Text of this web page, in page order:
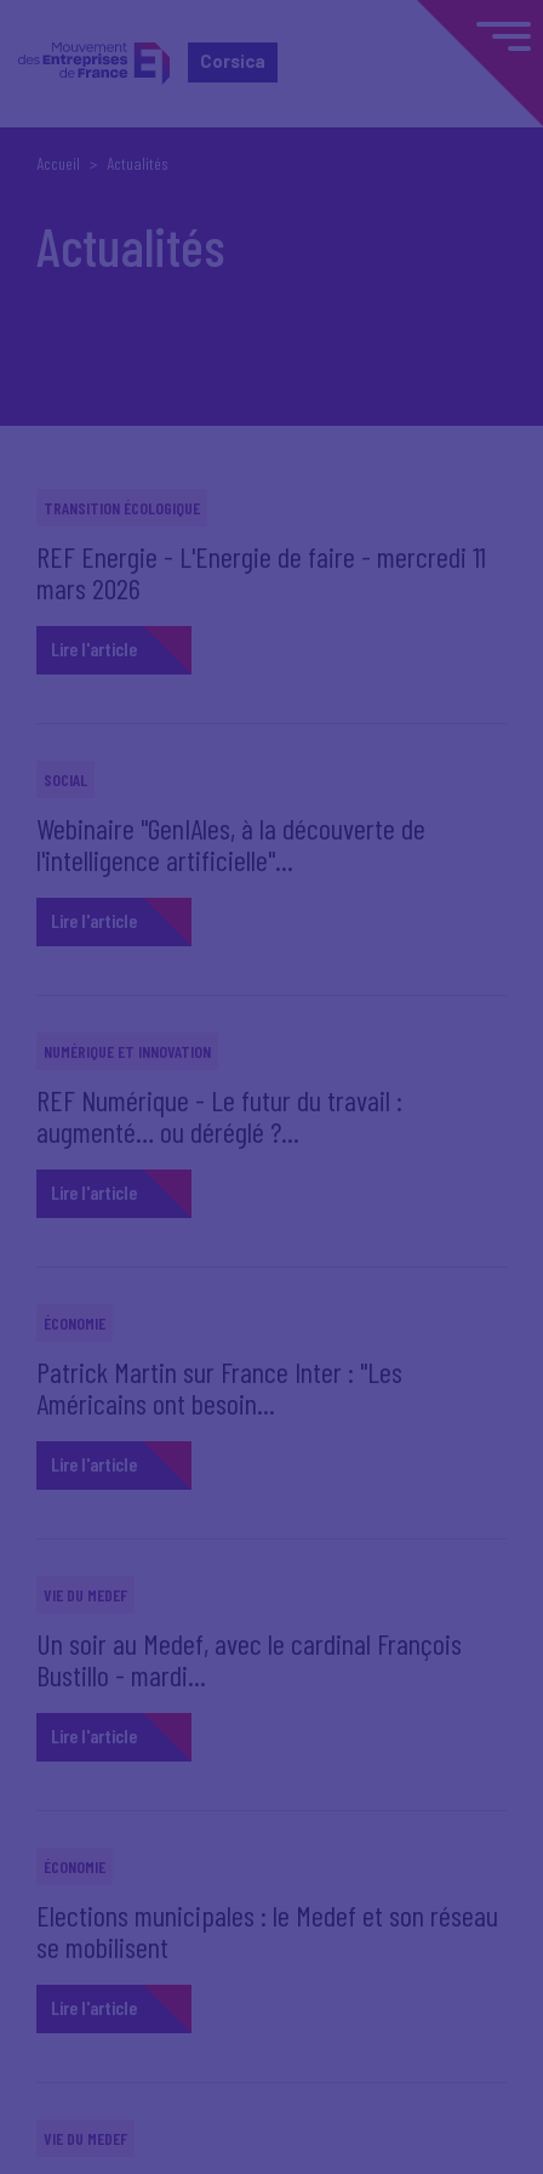
Corsica
Accueil Actualités
Actualités
TRANSITION ÉCOLOGIQUE
REF Energie - L'Energie de faire - mercredi 11
mars 2026
Lire l'article
SOCIAL
Webinaire "GenIAles, à la découverte de
l'intelligence artificielle"...
Lire l'article
NUMÉRIQUE ET INNOVATION
REF Numérique - Le futur du travail :
augmenté… ou déréglé ?...
Lire l'article
ÉCONOMIE
Patrick Martin sur France Inter : "Les
Américains ont besoin...
Lire l'article
VIE DU MEDEF
Un soir au Medef, avec le cardinal François
Bustillo - mardi...
Lire l'article
ÉCONOMIE
Elections municipales : le Medef et son réseau
se mobilisent
Lire l'article
VIE DU MEDEF